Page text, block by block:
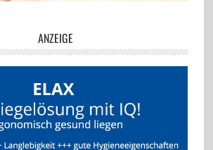
ANZEIGE